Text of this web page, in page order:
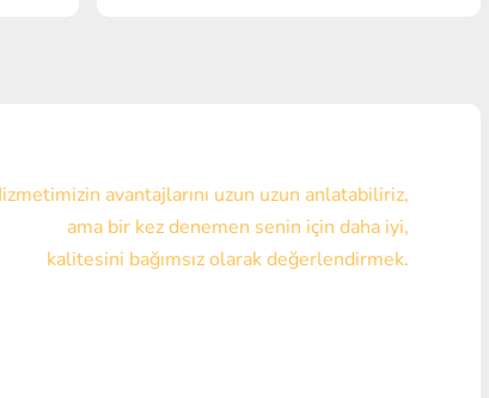
Visa/MasterCard USD
Visa/MasterCard EUR
avantajlarını uzun uzun anlatabiliriz,
ama bir kez denemen senin için daha iyi,
kalitesini bağımsız olarak değerlendirmek.